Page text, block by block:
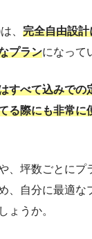
、 完全自由設
プランになって
すべて込みでの
る際にも非常に
、坪数ごとにプ
、自分に最適な
ょうか。